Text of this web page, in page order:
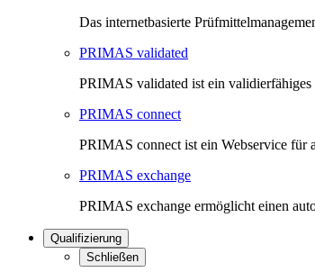
Das internetbasierte
PRIMAS validated
PRIMAS validated ist ein
PRIMAS connect
PRIMAS connect ist ein Webservice für
PRIMAS exchange
PRIMAS exchange ermöglicht einen
Qualifizierung
Schließen